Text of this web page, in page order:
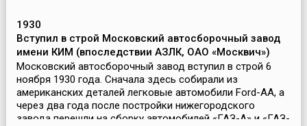
1930
Вступил в строй Московский автосборочный завод
имени КИМ (впоследствии АЗЛК, ОАО «Москвич»)
Московский автосборочный завод вступил в строй 6
ноября 1930 года. Сначала здесь собирали из
американских деталей легковые автомобили Ford-AA, а
через два года после постройки нижегородского
завода перешли на сборку автомобилей «ГАЗ-А» и «ГАЗ-